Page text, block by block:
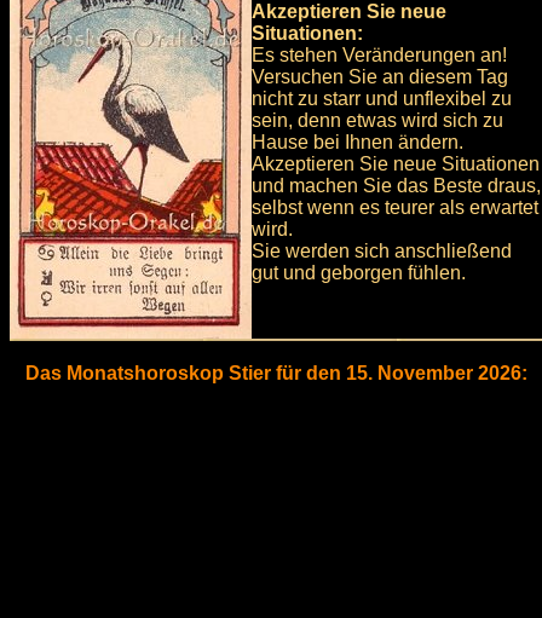
Akzeptieren Sie neue
Situationen:
Es stehen Veränderungen an!
Versuchen Sie an diesem Tag
nicht zu starr und unflexibel zu
sein, denn etwas wird sich zu
Hause bei Ihnen ändern.
Akzeptieren Sie neue Situationen
und machen Sie das Beste draus,
selbst wenn es teurer als erwartet
wird.
Sie werden sich anschließend
gut und geborgen fühlen.
Das Monatshoroskop Stier für den 15. November 2026: